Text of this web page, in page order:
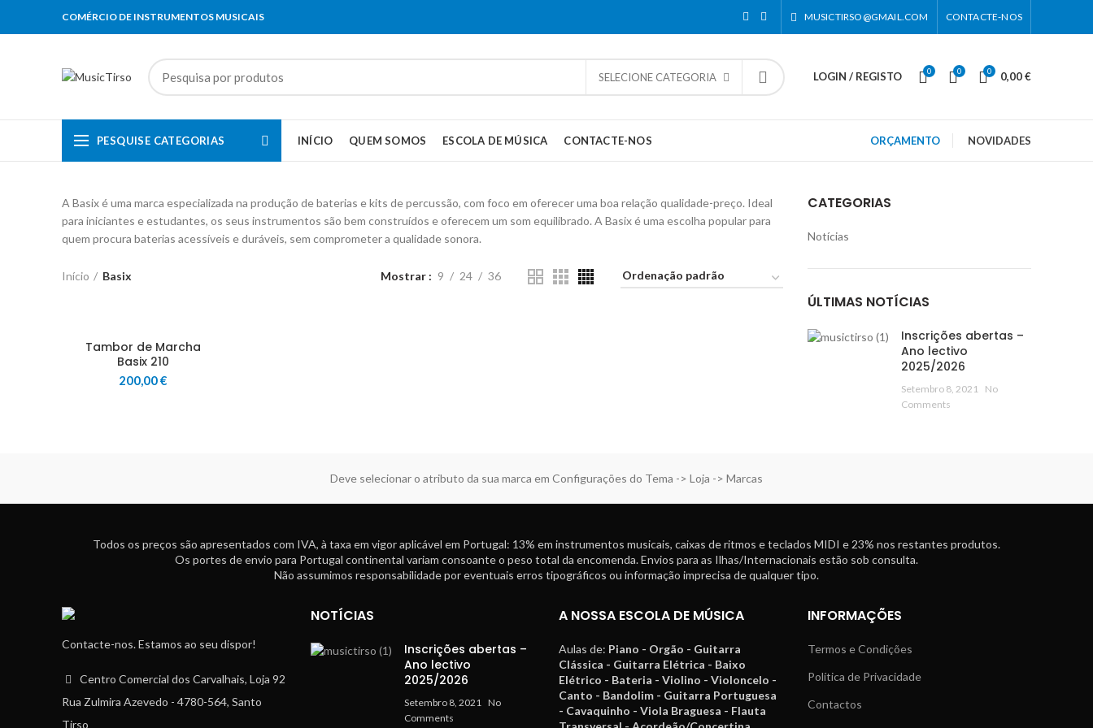
COMÉRCIO DE INSTRUMENTOS MUSICAIS MUSICTIRSO@GMAIL.COM CONTACTE-NOS
SELECIONE CATEGORIA LOGIN / REGISTO 0 0 0 0,00€
PESQUISE CATEGORIAS INÍCIO QUEM SOMOS ESCOLA DE MÚSICA CONTACTE-NOS ORÇAMENTO NOVIDADES
CATEGORIAS
Notícias
ÚLTIMAS NOTÍCIAS
Inscrições abertas –
Ano lectivo
2025/2026
Setembro 8, 2021
No
Comments
A Basix é uma marca especializada na produção de baterias e kits de percussão, com foco em oferecer uma boa relação qualidade-preço. Ideal
para iniciantes e estudantes, os seus instrumentos são bem construídos e oferecem um som equilibrado. A Basix é uma escolha popular para
quem procura baterias acessíveis e duráveis, sem comprometer a qualidade sonora.
Início Basix Mostrar 9 24 36
Tambor de Marcha
Basix 210
200,00€
Deve selecionar o atributo da sua marca em Configurações do Tema -> Loja -> Marcas
Todos os preços são apresentados com IVA, à taxa em vigor aplicável em Portugal: 13% em instrumentos musicais, caixas de ritmos e teclados MIDI e 23% nos restantes produtos.
Os portes de envio para Portugal continental variam consoante o peso total da encomenda. Envios para as Ilhas/Internacionais estão sob consulta.
Não assumimos responsabilidade por eventuais erros tipográficos ou informação imprecisa de qualquer tipo.
Contacte-nos. Estamos ao seu dispor!
Centro Comercial dos Carvalhais, Loja 92
Rua Zulmira Azevedo - 4780-564, Santo
Tirso
NOTÍCIAS
Inscrições abertas –
Ano lectivo
2025/2026
Setembro 8, 2021 No
Comments
A NOSSA ESCOLA DE MÚSICA
Aulas de: Piano - Orgão - Guitarra
Clássica - Guitarra Elétrica - Baixo
Elétrico - Bateria - Violino - Violoncelo -
Canto - Bandolim - Guitarra Portuguesa
- Cavaquinho - Viola Braguesa - Flauta
INFORMAÇÕES
Termos e Condições
Política de Privacidade
Contactos